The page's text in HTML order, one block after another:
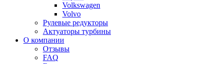
Volkswagen
Volvo
Рулевые редукторы
Актуаторы турбины
О компании
Отзывы
FAQ